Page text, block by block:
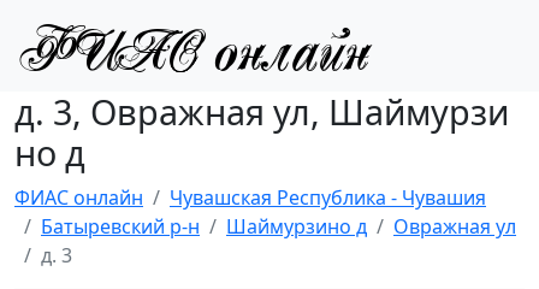
д. 3, Овражная ул, Шаймурзи
но д
ФИАС онлайн
Чувашская Республика - Чувашия
Батыревский р-н
Шаймурзино д
Овражная ул
д. 3